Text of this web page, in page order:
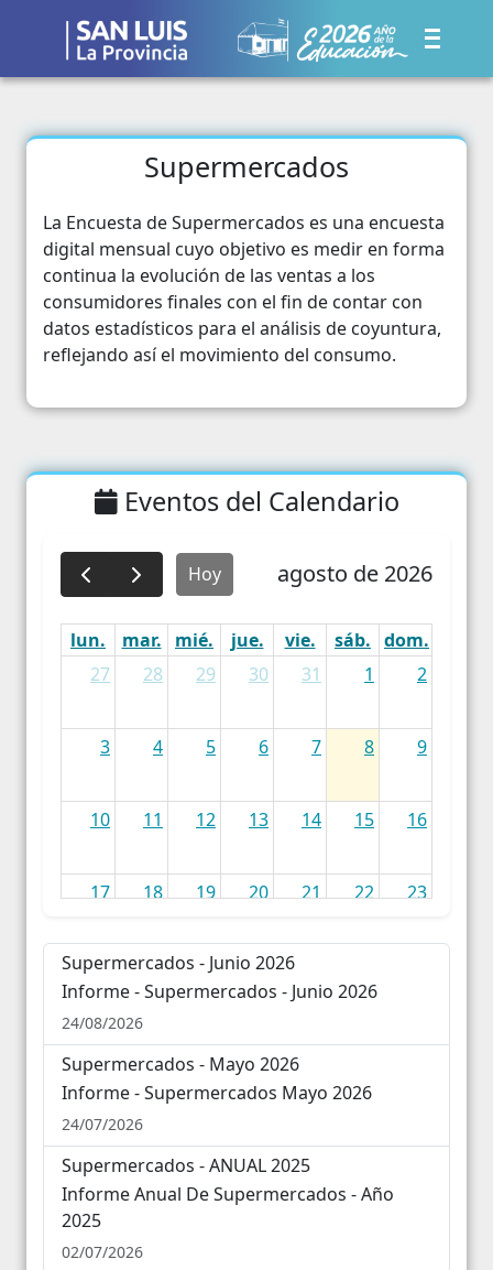
Supermercados
La Encuesta de Supermercados es una encuesta
digital mensual cuyo objetivo es medir en forma
continua la evolución de las ventas a los
consumidores finales con el fin de contar con
datos estadísticos para el análisis de coyuntura,
reflejando así el movimiento del consumo.
Eventos del Calendario
Hoy agosto de 2026
lun. mar. mié. jue. vie. sáb. dom.
27
28 29 30 31 1 2
3 4 5 6 7 8 9
10 11 12 13 14 15 16
17 18 19 20 21 22 23
24
Supermercados - Junio 2026
25 26 27
31
Supermercados - Junio 2026
Informe - Supermercados - Junio 2026
24/08/2026
Supermercados - Mayo 2026
Informe - Supermercados Mayo 2026
24/07/2026
Supermercados - ANUAL 2025
Informe Anual De Supermercados - Año
2025
02/07/2026